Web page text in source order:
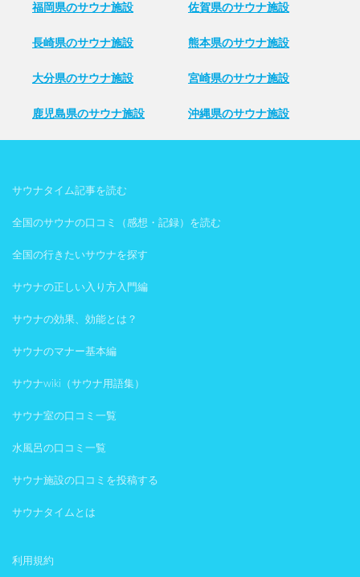
福岡県のサウナ施設 佐賀県のサウナ施設
長崎県のサウナ施設 熊本県のサウナ施設
大分県のサウナ施設 宮崎県のサウナ施設
鹿児島県のサウナ施設 沖縄県のサウナ施設
サウナタイム記事を読む
全国のサウナの口コミ（感想・記録）を読む
全国の行きたいサウナを探す
サウナの正しい入り方入門編
サウナの効果、効能とは？
サウナのマナー基本編
サウナwiki（サウナ用語集）
サウナ室の口コミ一覧
水風呂の口コミ一覧
サウナ施設の口コミを投稿する
サウナタイムとは
利用規約